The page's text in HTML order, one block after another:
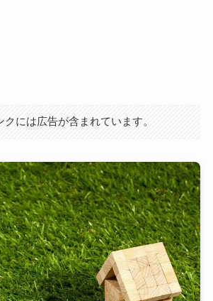
クには広告が含まれています。